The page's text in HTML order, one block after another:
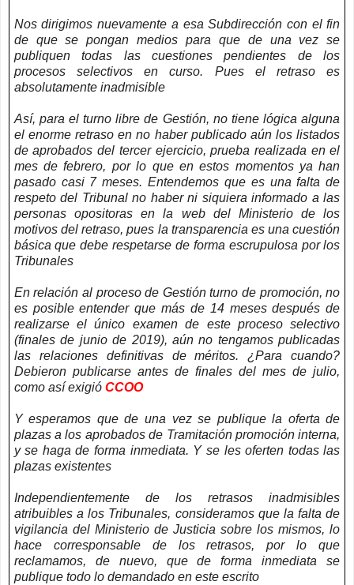
Nos dirigimos nuevamente a esa Subdirección con el fin
de que se pongan medios para que de una vez se
publiquen todas las cuestiones pendientes de los
procesos selectivos en curso. Pues el retraso es
absolutamente inadmisible
Así, para el turno libre de Gestión, no tiene lógica alguna
el enorme retraso en no haber publicado aún los listados
de aprobados del tercer ejercicio, prueba realizada en el
mes de febrero, por lo que en estos momentos ya han
pasado casi 7 meses. Entendemos que es una falta de
respeto del Tribunal no haber ni siquiera informado a las
personas opositoras en la web del Ministerio de los
motivos del retraso, pues la transparencia es una cuestión
básica que debe respetarse de forma escrupulosa por los
Tribunales
En relación al proceso de Gestión turno de promoción, no
es posible entender que más de 14 meses después de
realizarse el único examen de este proceso selectivo
(finales de junio de 2019), aún no tengamos publicadas
las relaciones definitivas de méritos. ¿Para cuando?
Debieron publicarse antes de finales del mes de julio,
como así exigió CCOO
Y esperamos que de una vez se publique la oferta de
plazas a los aprobados de Tramitación promoción interna,
y se haga de forma inmediata. Y se les oferten todas las
plazas existentes
Independientemente de los retrasos inadmisibles
atribuibles a los Tribunales, consideramos que la falta de
vigilancia del Ministerio de Justicia sobre los mismos, lo
hace corresponsable de los retrasos, por lo que
reclamamos, de nuevo, que de forma inmediata se
publique todo lo demandado en este escrito